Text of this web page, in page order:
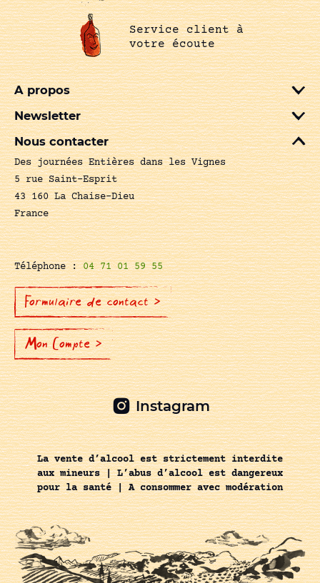
Service client à
votre écoute
A propos
Newsletter
Nous contacter
Des journées Entières dans les Vignes
5 rue Saint-Esprit
43 160 La Chaise-Dieu
France
Téléphone :04 71 01 59 55
Formulaire de contact >
Mon Compte >
Instagram
La vente d’alcool est strictement interdite
aux mineurs | L’abus d’alcool est dangereux
pour la santé | A consommer avec modération